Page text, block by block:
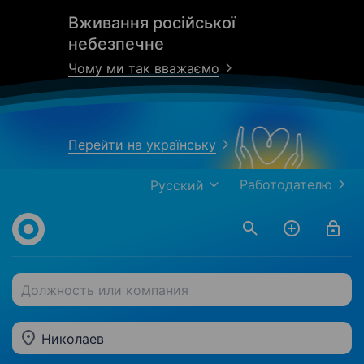
Вживання російської
небезпечне
Чому ми так вважаємо
Перейти на українську
Работодателю
Русский
Должность или компания
Николаев